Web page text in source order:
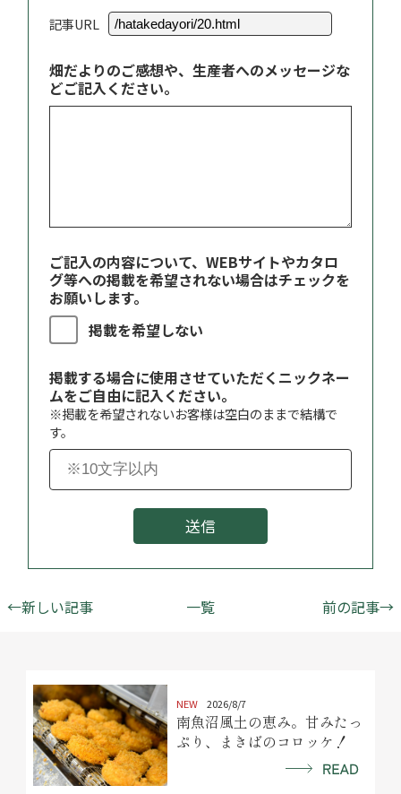
記事URL
畑だよりのご感想や、生産者へのメッセージな
どご記入ください。
ご記入の内容について、WEBサイトやカタロ
グ等への掲載を希望されない場合はチェックを
お願いします。
掲載を希望しない
掲載する場合に使用させていただくニックネー
ムをご自由に記入ください。
※掲載を希望されないお客様は空白のままで結構で
す。
送信
←新しい記事 一覧 前の記事→
NEW 2026/8/7
南魚沼風土の恵み。甘みたっ
ぷり、まきばのコロッケ！